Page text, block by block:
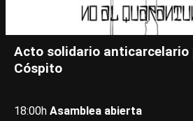
Acto solidario anticarcelario
Cóspito
18:00h Asamblea abierta